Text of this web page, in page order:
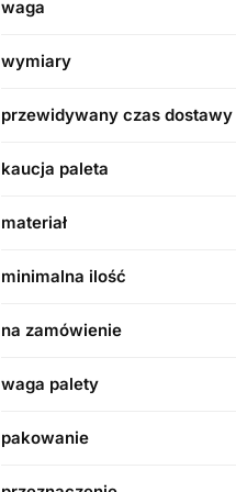
waga
wymiary
przewidywany czas dostawy
kaucja paleta
materiał
minimalna ilość
na zamówienie
waga palety
pakowanie